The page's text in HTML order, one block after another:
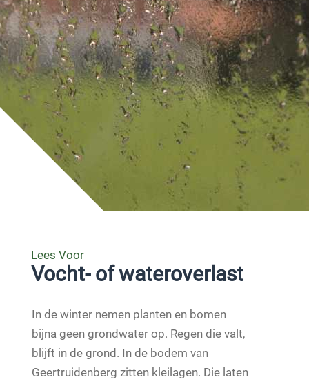
Lees Voor
Vocht- of wateroverlast
In de winter nemen planten en bomen
bijna geen grondwater op. Regen die valt,
blijft in de grond. In de bodem van
Geertruidenberg zitten kleilagen. Die laten